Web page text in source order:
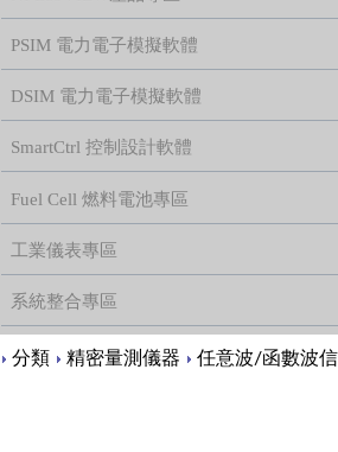
PSIM 電力電子模擬軟體
DSIM 電力電子模擬軟體
SmartCtrl 控制設計軟體
Fuel Cell 燃料電池專區
工業儀表專區
系統整合專區
Content
分類 精密量測儀器 任意波/函數波